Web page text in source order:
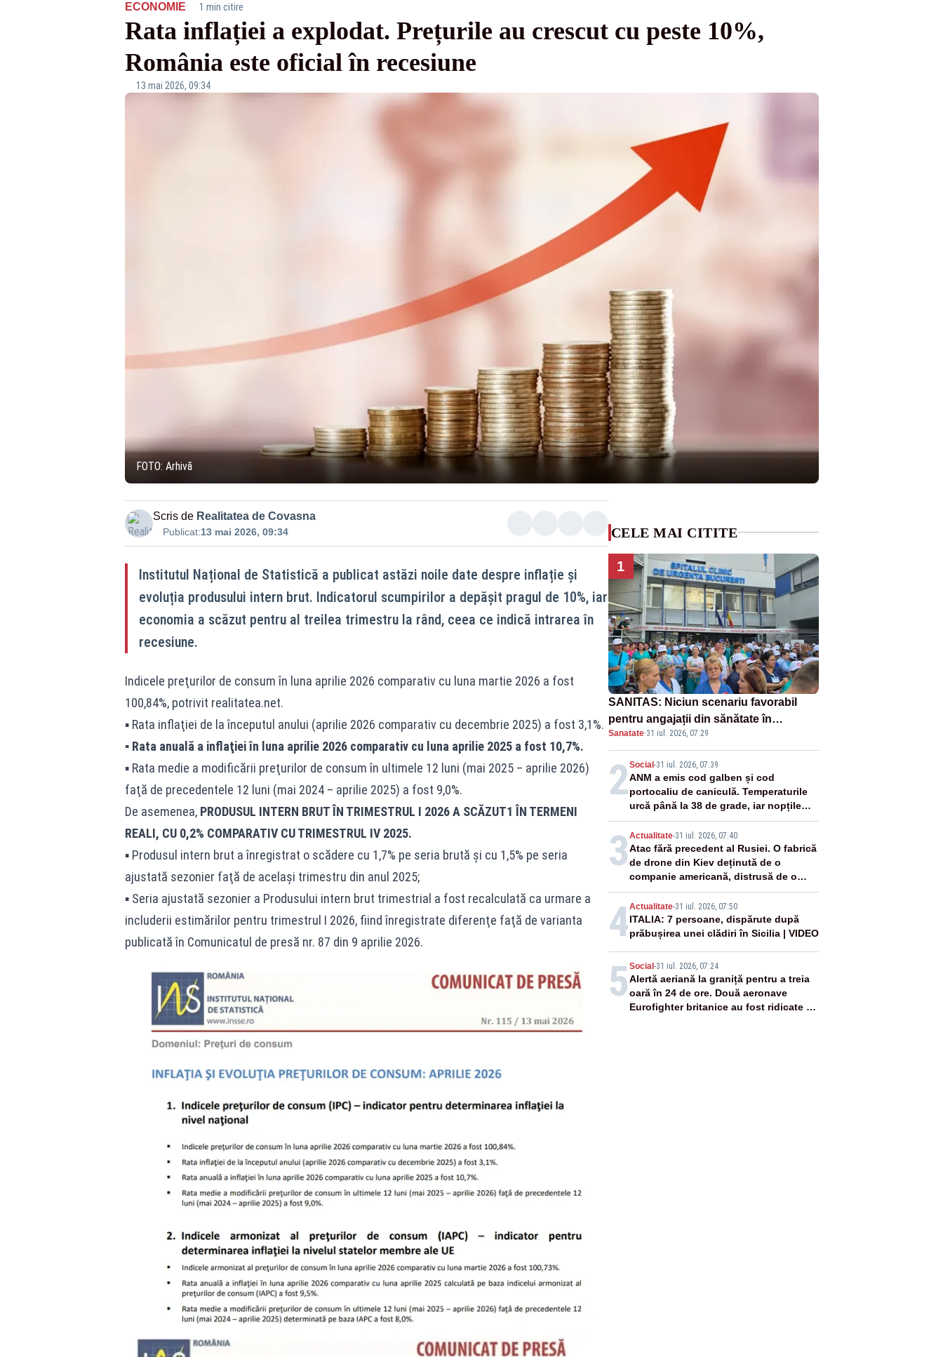
ECONOMIE· 1 min citire
Rata inflației a explodat. Prețurile au crescut cu peste 10%,
România este oficial în recesiune
13 mai 2026, 09:34
FOTO: Arhivă
Scris de Realitatea de Covasna
Publicat:13 mai 2026, 09:34
Institutul Național de Statistică a publicat astăzi noile date despre inflație și
evoluția produsului intern brut. Indicatorul scumpirilor a depășit pragul de 10%, iar
economia a scăzut pentru al treilea trimestru la rând, ceea ce indică intrarea în
recesiune.
Indicele preţurilor de consum în luna aprilie 2026 comparativ cu luna martie 2026 a fost
100,84%, potrivit realitatea.net.
▪ Rata inflaţiei de la începutul anului (aprilie 2026 comparativ cu decembrie 2025) a fost 3,1%.
▪ Rata anuală a inflaţiei în luna aprilie 2026 comparativ cu luna aprilie 2025 a fost 10,7%.
▪ Rata medie a modificării preţurilor de consum în ultimele 12 luni (mai 2025 – aprilie 2026)
faţă de precedentele 12 luni (mai 2024 – aprilie 2025) a fost 9,0%.
De asemenea, PRODUSUL INTERN BRUT ÎN TRIMESTRUL I 2026 A SCĂZUT1 ÎN TERMENI
REALI, CU 0,2% COMPARATIV CU TRIMESTRUL IV 2025.
▪ Produsul intern brut a înregistrat o scădere cu 1,7% pe seria brută şi cu 1,5% pe seria
ajustată sezonier faţă de acelaşi trimestru din anul 2025;
▪ Seria ajustată sezonier a Produsului intern brut trimestrial a fost recalculată ca urmare a
includerii estimărilor pentru trimestrul I 2026, fiind înregistrate diferenţe faţă de varianta
publicată în Comunicatul de presă nr. 87 din 9 aprilie 2026.
CELE MAI CITITE
1
SANITAS: Niciun scenariu favorabil
pentru angajații din sănătate în
proiectul Legii salarizării
Sanatate·31 iul. 2026, 07:29
2Social-31 iul. 2026, 07:39
ANM a emis cod galben și cod
portocaliu de caniculă. Temperaturile
urcă până la 38 de grade, iar nopțile
devin tropicale
3 Actualitate-31 iul. 2026, 07:40
Atac fără precedent al Rusiei. O fabrică
de drone din Kiev deținută de o
companie americană, distrusă de o
rachetă rusească
4Actualitate-31 iul. 2026, 07:50
ITALIA: 7 persoane, dispărute după
prăbușirea unei clădiri în Sicilia | VIDEO
5 Social-31 iul. 2026, 07:24
Alertă aeriană la graniță pentru a treia
oară în 24 de ore. Două aeronave
Eurofighter britanice au fost ridicate de